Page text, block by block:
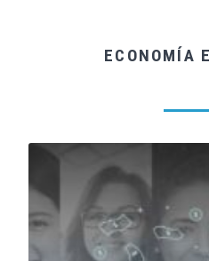
ECONOMÍA